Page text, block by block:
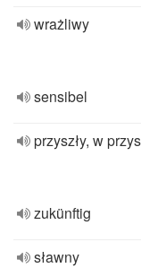
wrażliwy
sensibel
przyszły, w
zukünftig
sławny